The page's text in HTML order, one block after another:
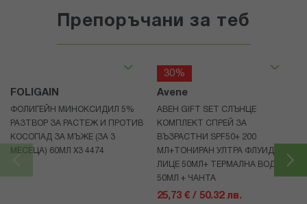
Препоръчани за теб
FOLIGAIN
ФОЛИГЕЙН МИНОКСИДИЛ 5%
РАЗТВОР ЗА РАСТЕЖ И ПРОТИВ
КОСОПАД ЗА МЪЖЕ (ЗА 3
МЕСЕЦА) 60МЛ X3 4474
30%
Avene
АВЕН GIFT SET СЛЪНЦЕ
КОМПЛЕКТ СПРЕЙ ЗА
ВЪЗРАСТНИ SPF50+ 200
МЛ+ТОНИРАН УЛТРА ФЛУИД ЗА
ЛИЦЕ 50МЛ+ ТЕРМАЛНА ВОДА
50МЛ + ЧАНТА
25,73 € / 50.32 лв.